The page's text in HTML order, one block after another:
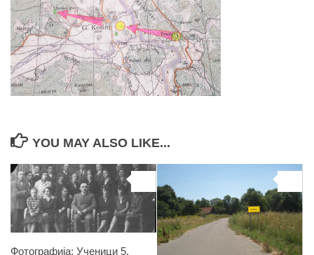
YOU MAY ALSO LIKE...
Фотографија: Ученици 5.